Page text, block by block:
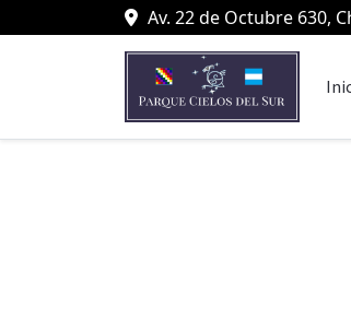
Av. 22 de Octubre 630,